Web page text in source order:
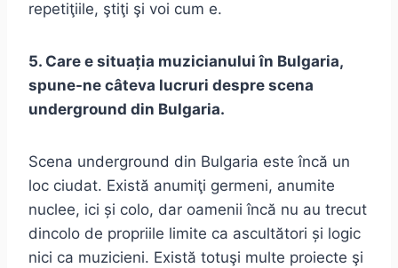
repetiţiile, ştiţi şi voi cum e.
5. Care e situația muzicianului în Bulgaria,
spune-ne câteva lucruri despre scena
underground din Bulgaria.
Scena underground din Bulgaria este încă un
loc ciudat. Există anumiţi germeni, anumite
nuclee, ici și colo, dar oamenii încă nu au trecut
dincolo de propriile limite ca ascultători și logic
nici ca muzicieni. Există totuşi multe proiecte şi